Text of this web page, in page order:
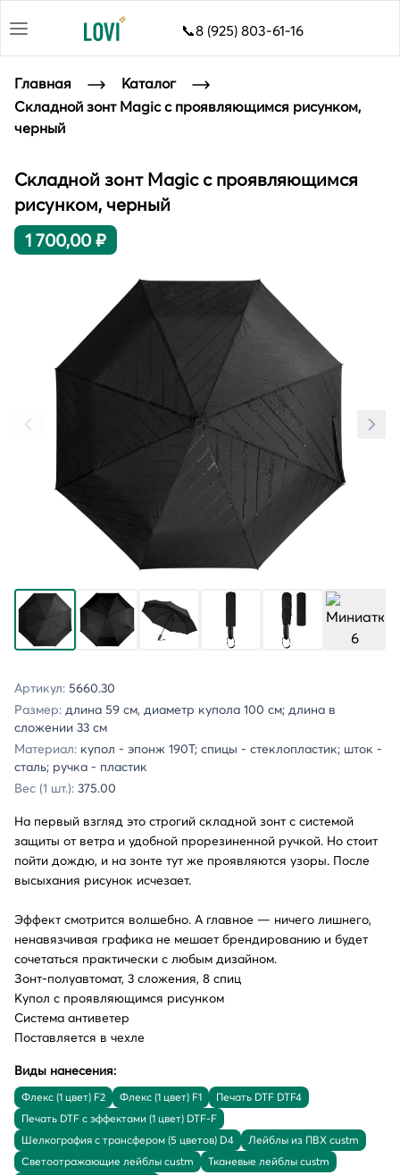
📞8 (925) 803-61-16
Главная
Каталог
Складной зонт Magic с проявляющимся рисунком,
черный
Складной зонт Magic с проявляющимся
рисунком, черный
1 700,00 ₽
Артикул: 5660.30
Размер: длина 59 см, диаметр купола 100 см; длина в
сложении 33 см
Материал: купол - эпонж 190T; спицы - стеклопластик; шток -
сталь; ручка - пластик
Вес (1 шт.): 375.00
На первый взгляд это строгий складной зонт с системой
защиты от ветра и удобной прорезиненной ручкой. Но стоит
пойти дождю, и на зонте тут же проявляются узоры. После
высыхания рисунок исчезает.
Эффект смотрится волшебно. А главное — ничего лишнего,
ненавязчивая графика не мешает брендированию и будет
сочетаться практически с любым дизайном.
Зонт-полуавтомат, 3 сложения, 8 спиц
Купол с проявляющимся рисунком
Система антиветер
Поставляется в чехле
Виды нанесения:
Флекс (1 цвет) F2 Флекс (1 цвет) F1
Печать DTF DTF4
Печать DTF с эффектами (1 цвет) DTF-F
Шелкография с трансфером (5 цветов) D4
Лейблы из ПВХ custm
Светоотражающие лейблы custm
Тканевые лейблы custm